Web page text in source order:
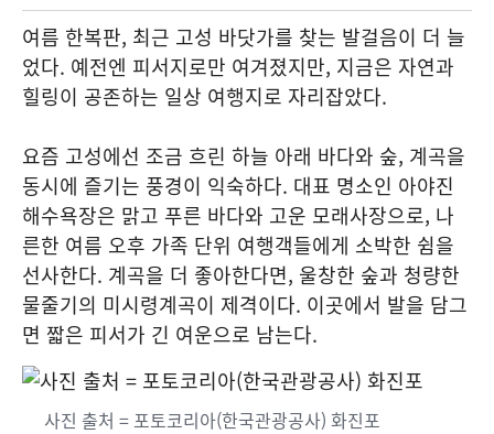
여름 한복판, 최근 고성 바닷가를 찾는 발걸음이 더 늘
었다. 예전엔 피서지로만 여겨졌지만, 지금은 자연과
힐링이 공존하는 일상 여행지로 자리잡았다.
요즘 고성에선 조금 흐린 하늘 아래 바다와 숲, 계곡을
동시에 즐기는 풍경이 익숙하다. 대표 명소인 아야진
해수욕장은 맑고 푸른 바다와 고운 모래사장으로, 나
른한 여름 오후 가족 단위 여행객들에게 소박한 쉼을
선사한다. 계곡을 더 좋아한다면, 울창한 숲과 청량한
물줄기의 미시령계곡이 제격이다. 이곳에서 발을 담그
면 짧은 피서가 긴 여운으로 남는다.
사진 출처 = 포토코리아(한국관광공사) 화진포